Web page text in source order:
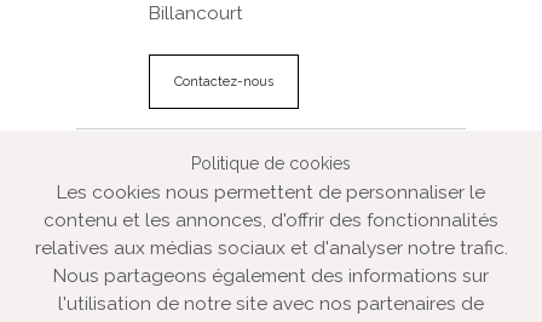
Billancourt
Contactez-nous
© VOZ‘Image 2022
VOZ‘Galerie
VOZ‘Image
Mentions légales
Politique de cookies
Les cookies nous permettent de personnaliser le
contenu et les annonces, d'offrir des fonctionnalités
relatives aux médias sociaux et d'analyser notre trafic.
Nous partageons également des informations sur
l'utilisation de notre site avec nos partenaires de